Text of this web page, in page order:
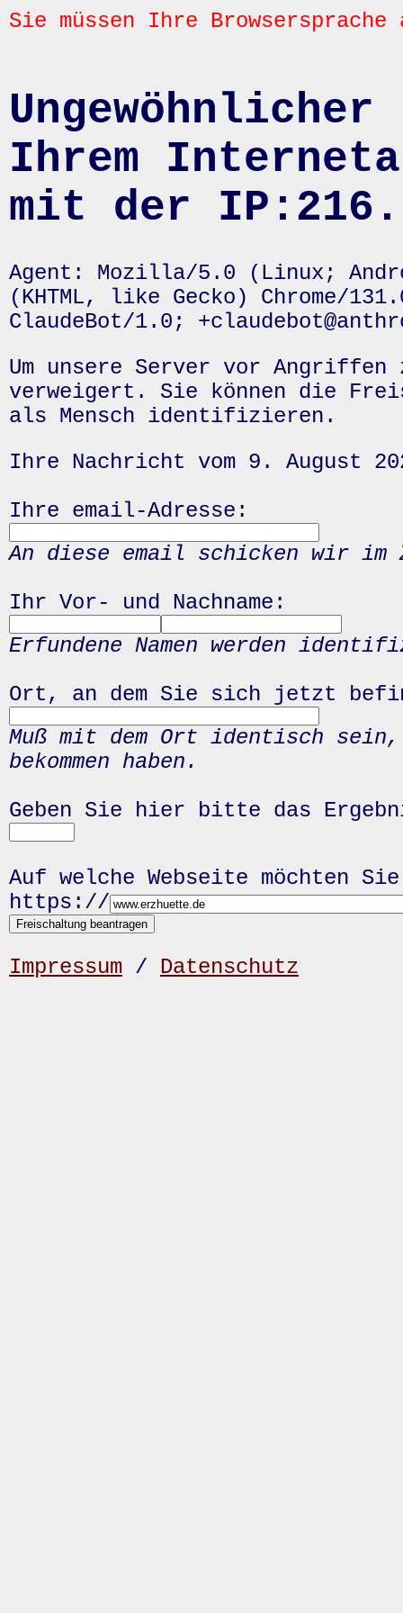
Sie müssen Ihre
Ihrem
mit der
Agent: Mozilla/5.0 (Linux;
(KHTML, like Gecko) Chrome/
ClaudeBot/1.0;
Um unsere Server vor
verweigert. Sie können die
als Mensch identifizieren.
Ihre Nachricht vom 9. August
Ihre email-Adresse:
An diese email schicken wir
Ihr Vor- und Nachname:
Erfundene Namen werden
Ort, an dem Sie sich jetzt
Muß mit dem Ort identisch
bekommen haben.
Geben Sie hier bitte das
Auf welche Webseite möchten
https://
Impressum / Datenschutz